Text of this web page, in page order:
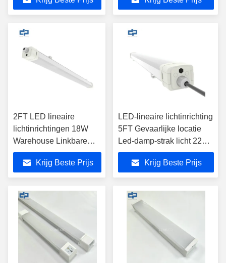
buizen Sensor dimmen
parkeerplaats led-
tunnelverlichting
armatuur
dampdicht Lineaire LED
licht Fitting Makkelijk
project LED armaturen
2FT LED lineaire
lichtinrichtingen 18W
Warehouse Linkbare
lineaire LED-
lichtinrichtingen Milky
Diffuser
Krijg Beste Prijs
LED-lineaire lichtinrichting
5FT Gevaarlijke locatie
Led-damp-strak licht 220V
SMD2835
Krijg Beste Prijs